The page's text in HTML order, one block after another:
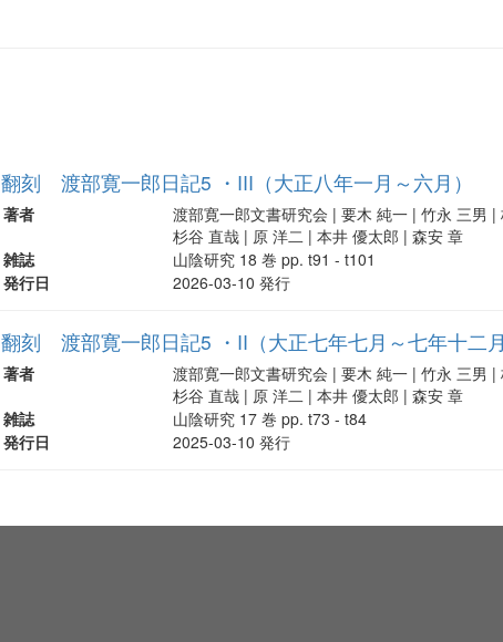
翻刻 渡部寛一郎日記5 ・III（大正八年一月～六月）
著者
渡部寛一郎文書研究会 | 要木 純一 | 竹永 三男
杉谷 直哉 | 原 洋二 | 本井 優太郎 | 森安 章
雑誌
山陰研究 18 巻 pp. t91 - t101
発行日
2026-03-10 発行
翻刻 渡部寛一郎日記5 ・II（大正七年七月～七年十二月
著者
渡部寛一郎文書研究会 | 要木 純一 | 竹永 三男
杉谷 直哉 | 原 洋二 | 本井 優太郎 | 森安 章
雑誌
山陰研究 17 巻 pp. t73 - t84
発行日
2025-03-10 発行